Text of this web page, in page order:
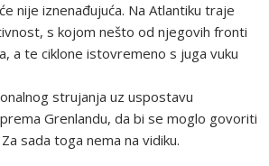
nije iznenađujuća. Na Atlantiku traje
s kojom nešto od njegovih fronti
a te ciklone istovremeno s juga vuku
strujanja uz uspostavu
Grenlandu, da bi se moglo govoriti
sada toga nema na vidiku.